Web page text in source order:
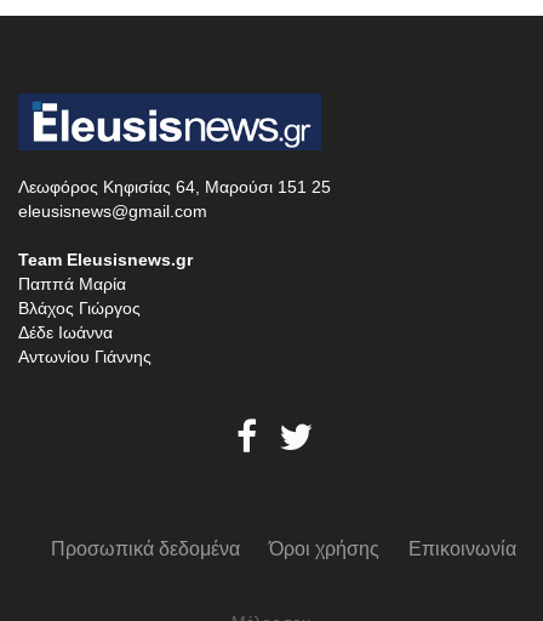
Λεωφόρος Κηφισίας 64, Μαρούσι 151 25
eleusisnews@gmail.com
Team Eleusisnews.gr
Παππά Μαρία
Βλάχος Γιώργος
Δέδε Ιωάννα
Αντωνίου Γιάννης
Προσωπικά δεδομένα Όροι χρήσης Επικοινωνία